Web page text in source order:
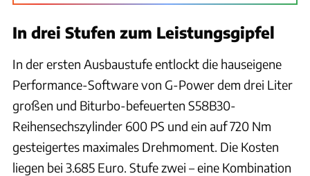
In drei Stufen zum Leistungsgipfel
In der ersten Ausbaustufe entlockt die hauseigene
Performance-Software von G-Power dem drei Liter
großen und Biturbo-befeuerten S58B30-
Reihensechszylinder 600 PS und ein auf 720 Nm
gesteigertes maximales Drehmoment. Die Kosten
liegen bei 3.685 Euro. Stufe zwei – eine Kombination